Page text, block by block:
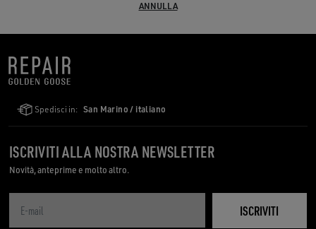
ANNULLA
Spedisci in: San Marino / italiano
ISCRIVITI ALLA NOSTRA NEWSLETTER
Novità, anteprime e molto altro.
ISCRIVITI